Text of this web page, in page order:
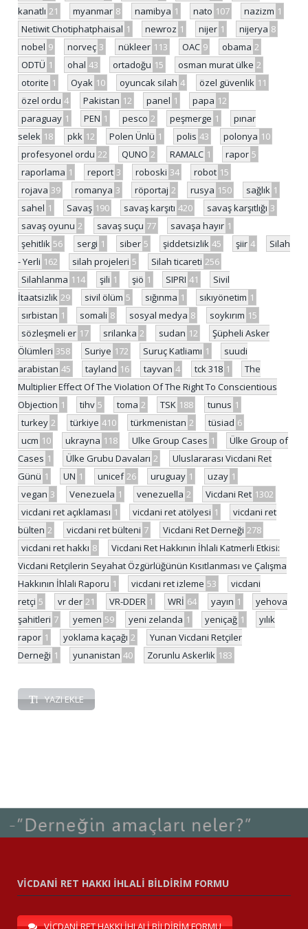
kanatlı 21 myanmar 8 namibya 1 nato 107 nazizm 1
Netiwit Chotiphatphaisal 1 newroz 1 nijer 1 nijerya 8
nobel 9 norveç 3 nükleer 113 OAC 9 obama 2
ODTÜ 1 ohal 43 ortadoğu 15 osman murat ülke 2
otorite 1 Oyak 10 oyuncak silah 4 özel güvenlik 11
özel ordu 4 Pakistan 12 panel 1 papa 12
paraguay 1 PEN 1 pesco 2 peşmerge 1
pınar
selek 18 pkk 12 Polen Ünlü 1 polis 43 polonya 10
profesyonel ordu 22 QUNO 2 RAMALC 1 rapor 5
raporlama 1 report 3 roboski 34 robot 15
rojava 39 romanya 3 röportaj 2 rusya 150 sağlık 1
sahel 1 Savaş 190 savaş karşıtı 420 savaş karşıtlığı 3
savaş oyunu 2 savaş suçu 77 savaşa hayır 1
şehitlik 56 sergi 1 siber 5 şiddetsizlik 45 şiir 4
Silah
- Yerli 162 silah projeleri 5 Silah ticareti 256
Silahlanma 114 şili 1 şiö 1 SIPRI 41
Sivil
İtaatsizlik 29 sivil ölüm 5 sığınma 1 sıkıyönetim 1
sırbistan 1 somali 8 sosyal medya 8 soykırım 15
sözleşmeli er 17 srilanka 2 sudan 12
Şüpheli Asker
Ölümleri 358 Suriye 172 Suruç Katliamı 1
suudi
arabistan 45 tayland 16 tayvan 4 tck 318 1
The
Multiplier Effect Of The Violation Of The Right To Conscientious
Objection 1 tihv 5 toma 2 TSK 188 tunus 1
turkey 2 türkiye 410 türkmenistan 2 tüsiad 6
ucm 10 ukrayna 118 Ulke Group Cases 1
Ülke Group of
Cases 1 Ülke Grubu Davaları 2
Uluslararası Vicdani Ret
Günü 1 UN 1 unicef 26 uruguay 1 uzay 1
vegan 3 Venezuela 1 venezuella 2 Vicdani Ret 1302
vicdani ret açıklaması 1 vicdani ret atölyesi 1
vicdani ret
bülten 2 vicdani ret bülteni 7 Vicdani Ret Derneği 278
vicdani ret hakkı 8
Vicdani Ret Hakkının İhlali Katmerli Etkisi:
Vicdani Retçilerin Seyahat Özgürlüğünün Kısıtlanması ve Çalışma
Hakkının İhlali Raporu 1 vicdani ret izleme 53
vicdani
retçi 5 vr der 21 VR-DDER 1 WRİ 64 yayın 1
yehova
şahitleri 7 yemen 59 yeni zelanda 1 yeniçağ 1
yılık
rapor 1 yoklama kaçağı 2
Yunan Vicdani Retçiler
Derneği 1 yunanistan 40 Zorunlu Askerlik 183
YAZI EKLE
VİCDANİ RET HAKKI İHLALİ BİLDİRİM FORMU
VİCDANİ RET HAKKI İHLALİ BİLDİRİM FORMU